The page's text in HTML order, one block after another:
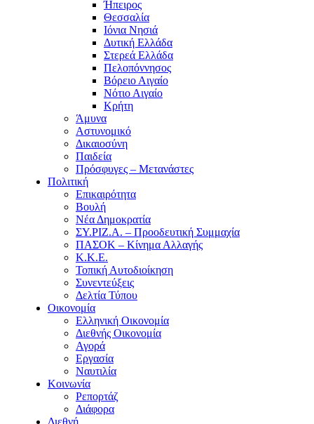
Ήπειρος
Θεσσαλία
Ιόνια Νησιά
Δυτική Ελλάδα
Στερεά Ελλάδα
Πελοπόννησος
Βόρειο Αιγαίο
Νότιο Αιγαίο
Κρήτη
Άμυνα
Αστυνομικό
Δικαιοσύνη
Παιδεία
Πρόσφυγες – Μετανάστες
Πολιτική
Επικαιρότητα
Βουλή
Νέα Δημοκρατία
ΣΥ.ΡΙΖ.Α. – Προοδευτική Συμμαχία
ΠΑΣΟΚ – Κίνημα Αλλαγής
Κ.Κ.Ε.
Τοπική Αυτοδιοίκηση
Συνεντεύξεις
Δελτία Τύπου
Οικονομία
Ελληνική Οικονομία
Διεθνής Οικονομία
Αγορά
Εργασία
Ναυτιλία
Κοινωνία
Ρεπορτάζ
Διάφορα
Διεθνή